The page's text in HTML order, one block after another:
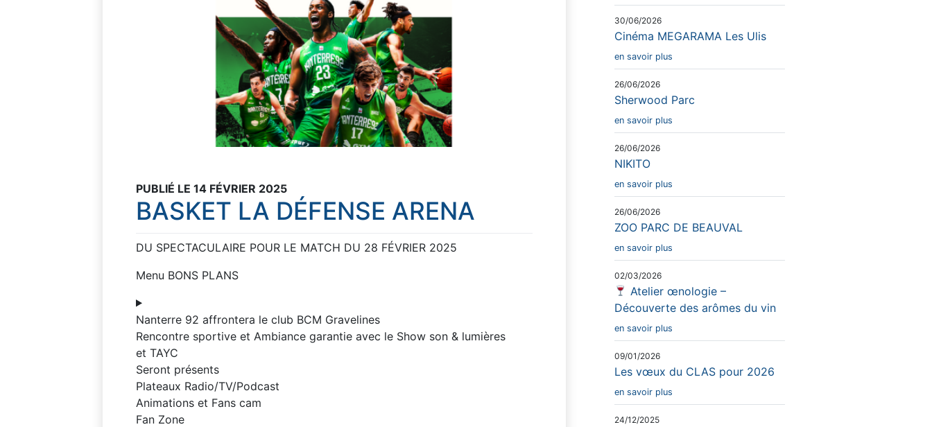
PUBLIÉ LE 14 FÉVRIER 2025
BASKET LA DÉFENSE ARENA
DU SPECTACULAIRE POUR LE MATCH DU 28 FÉVRIER 2025
Menu BONS PLANS
Nanterre 92 affrontera le club BCM Gravelines
Rencontre sportive et Ambiance garantie avec le Show son & lumières
et TAYC
Seront présents
Plateaux Radio/TV/Podcast
Animations et Fans cam
Fan Zone
30/06/2026
Cinéma MEGARAMA Les Ulis
en savoir plus
26/06/2026
Sherwood Parc
en savoir plus
26/06/2026
NIKITO
en savoir plus
26/06/2026
ZOO PARC DE BEAUVAL
en savoir plus
02/03/2026
Atelier œnologie –
Découverte des arômes du vin
en savoir plus
09/01/2026
Les vœux du CLAS pour 2026
en savoir plus
24/12/2025